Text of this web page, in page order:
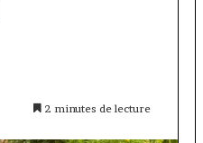
2 minutes de lecture